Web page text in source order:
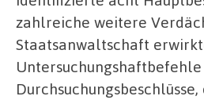
zahlreiche weitere
Staatsanwaltschaft
Untersuchungshaftbefehle